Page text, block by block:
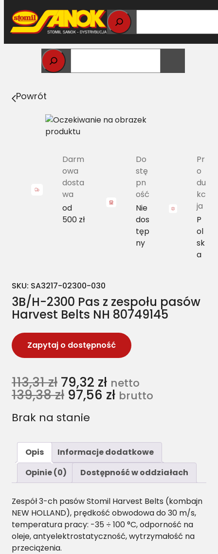
Przejdź
do
treści
Strona główna>
Harvest Belts NH 80749145
Powrót
Darm
owa
dosta
wa
od
500 zł
Do
stę
pn
ość
Nie
dos
tęp
ny
Pr
o
du
kc
ja
P
ol
sk
a
SKU: SA3217-02300-030
3B/H-2300 Pas z zespołu pasów
Harvest Belts NH 80749145
Zapytaj o dostępność
113,31zł 79,32 zł netto
139,38zł 97,56 zł brutto
Brak na stanie
Opis
Informacje dodatkowe
Opinie (0)
Dostępność w oddziałach
Zespół 3-ch pasów Stomil Harvest Belts (kombajn
NEW HOLLAND), prędkość obwodowa do 30 m/s,
temperatura pracy: -35 ÷ 100 °C, odporność na
oleje, antyelektrostatyczność, wytrzymałość na
przeciążenia.